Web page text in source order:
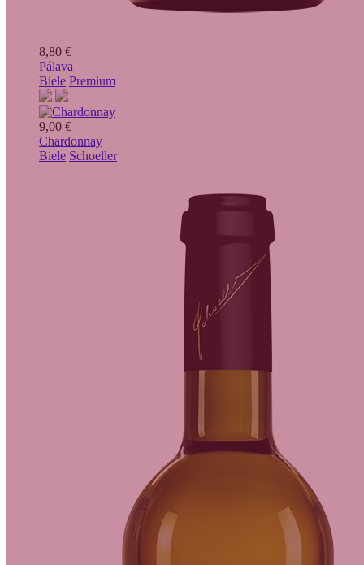
8,80 €
Pálava
Biele Premium
9,00 €
Chardonnay
Biele Schoeller